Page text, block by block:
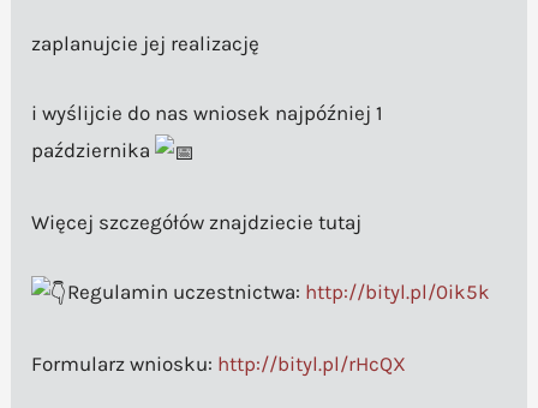
zaplanujcie jej realizację
i wyślijcie do nas wniosek najpóźniej 1
października
Więcej szczegółów znajdziecie tutaj
Regulamin uczestnictwa: http://bityl.pl/0ik5k
Formularz wniosku: http://bityl.pl/rHcQX